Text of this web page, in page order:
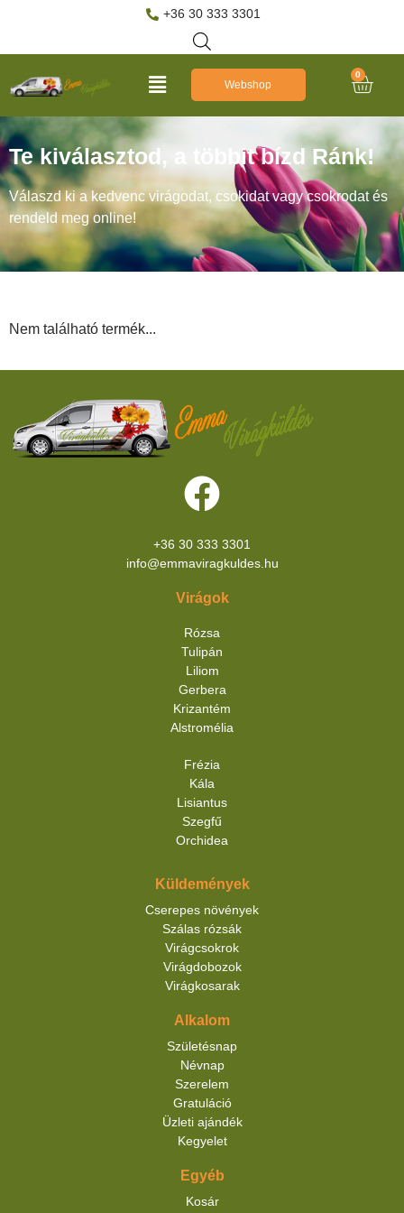
+36 30 333 3301
Webshop
0
Te kiválasztod, a többit bízd Ránk!
Válaszd ki a kedvenc virágodat, csokidat vagy csokrodat és
rendeld meg online!
Nem található termék...
+36 30 333 3301
info@emmaviragkuldes.hu
Virágok
Rózsa
Tulipán
Liliom
Gerbera
Krizantém
Alstromélia
Frézia
Kála
Lisiantus
Szegfű
Orchidea
Küldemények
Cserepes növények
Szálas rózsák
Virágcsokrok
Virágdobozok
Virágkosarak
Alkalom
Születésnap
Névnap
Szerelem
Gratuláció
Üzleti ajándék
Kegyelet
Egyéb
Kosár